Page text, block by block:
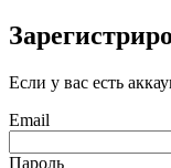
Если у вас есть
Email
Пароль